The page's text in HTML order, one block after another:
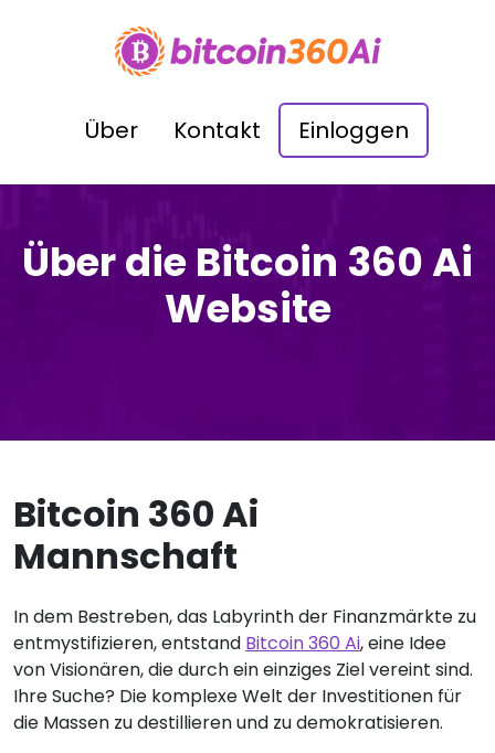
Über Kontakt Einloggen
Über die Bitcoin 360 Ai
Website
Bitcoin 360 Ai
Mannschaft
In dem Bestreben, das Labyrinth der Finanzmärkte zu
entmystifizieren, entstand Bitcoin 360 Ai, eine Idee
von Visionären, die durch ein einziges Ziel vereint sind.
Ihre Suche? Die komplexe Welt der Investitionen für
die Massen zu destillieren und zu demokratisieren.